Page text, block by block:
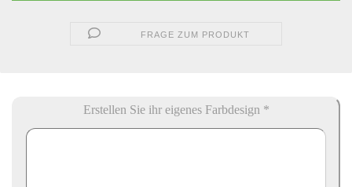
FRAGE ZUM PRODUKT
Erstellen Sie ihr eigenes Farbdesign *